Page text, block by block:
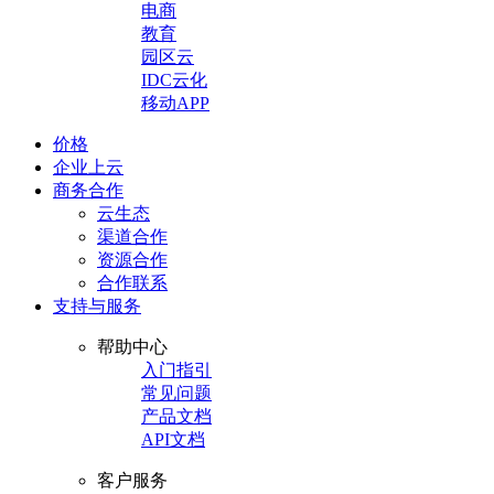
电商
教育
园区云
IDC云化
移动APP
价格
企业上云
商务合作
云生态
渠道合作
资源合作
合作联系
支持与服务
帮助中心
入门指引
常见问题
产品文档
API文档
客户服务